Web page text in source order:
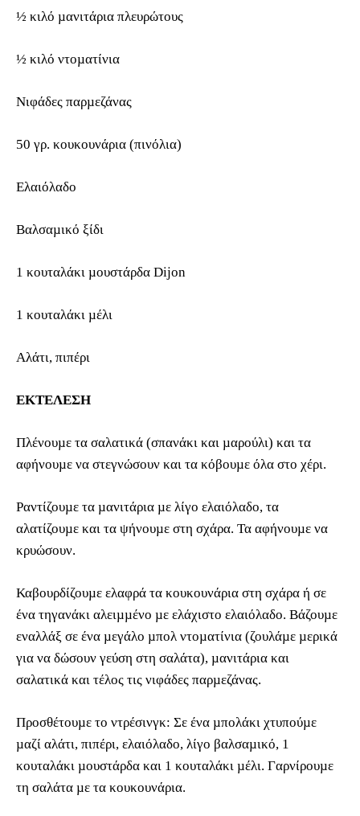
½ κιλό µανιτάρια πλευρώτους
½ κιλό ντοµατίνια
Νιφάδες παρµεζάνας
50 γρ. κουκουνάρια (πινόλια)
Ελαιόλαδο
Βαλσαµικό ξίδι
1 κουταλάκι µουστάρδα Dijon
1 κουταλάκι µέλι
Αλάτι, πιπέρι
ΕΚΤΕΛΕΣΗ
Πλένουµε τα σαλατικά (σπανάκι και µαρούλι) και τα
αφήνουµε να στεγνώσουν και τα κόβουµε όλα στο χέρι.
Ραντίζουµε τα µανιτάρια µε λίγο ελαιόλαδο, τα
αλατίζουµε και τα ψήνουµε στη σχάρα. Τα αφήνουµε να
κρυώσουν.
Καβουρδίζουµε ελαφρά τα κουκουνάρια στη σχάρα ή σε
ένα τηγανάκι αλειµµένο µε ελάχιστο ελαιόλαδο. Βάζουµε
εναλλάξ σε ένα µεγάλο µπολ ντοµατίνια (ζουλάµε µερικά
για να δώσουν γεύση στη σαλάτα), µανιτάρια και
σαλατικά και τέλος τις νιφάδες παρµεζάνας.
Προσθέτουµε το ντρέσινγκ: Σε ένα µπολάκι χτυπούµε
µαζί αλάτι, πιπέρι, ελαιόλαδο, λίγο βαλσαµικό, 1
κουταλάκι µουστάρδα και 1 κουταλάκι µέλι. Γαρνίρουµε
τη σαλάτα µε τα κουκουνάρια.